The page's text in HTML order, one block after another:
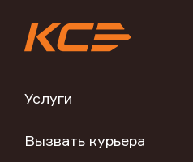
Услуги
Вызвать курьера